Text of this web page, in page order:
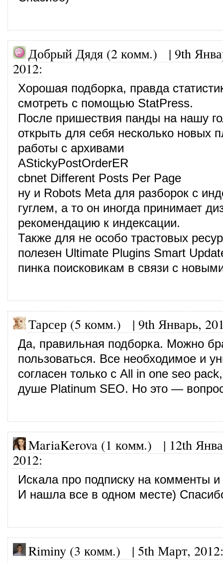
Добрый Дядя (2 комм.) | 9th
2012:
Хорошая подборка, правда
смотреть с помощью StatPress.
После пришествия панды на нашу
открыть для себя несколько новых
работы с архивами
AStickyPostOrderER
cbnet Different Posts Per Page
ну и Robots Meta для разборок с
гуглем, а то он иногда принимает
рекомендацию к индексации.
Также для не особо трастовых
полезен Ultimate Plugins Smart
пинка поисковикам в связи с
Тарсер (5 комм.) | 9th Январь,
Да, правильная подборка. Можно
пользоваться. Все необходимое и
согласен только с All in one seo
душе Platinum SEO. Но это —
MariaKerova (1 комм.) | 12th
2012:
Искала про подписку на комменты
И нашла все в одном месте)
Riminy (3 комм.) | 5th Март, 2012: